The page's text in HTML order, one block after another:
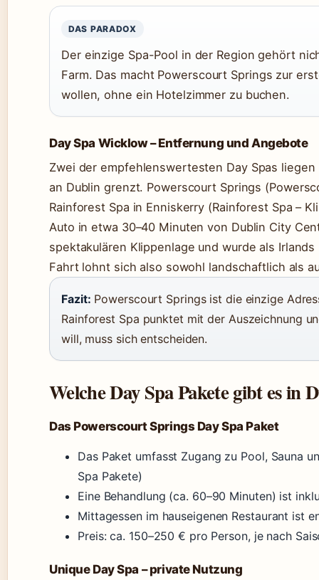
DAS PARADOX
Der einzige Spa-Pool in der Region gehört
Farm. Das macht Powerscourt Springs zur
wollen, ohne ein Hotelzimmer zu buchen.
Day Spa Wicklow – Entfernung und Angebote
Zwei der empfehlenswertesten Day Spas
an Dublin grenzt. Powerscourt Springs
Rainforest Spa in Enniskerry (Rainforest Spa –
Auto in etwa 30–40 Minuten von Dublin City
spektakulären Klippenlage und wurde als
Fahrt lohnt sich also sowohl landschaftlich als
Fazit: Powerscourt Springs ist die einzige
Rainforest Spa punktet mit der Auszeichnung
will, muss sich entscheiden.
Welche Day Spa Pakete gibt es in
Das Powerscourt Springs Day Spa Paket
Das Paket umfasst Zugang zu Pool, Sauna
Spa Pakete)
Eine Behandlung (ca. 60–90 Minuten) ist
Mittagessen im hauseigenen Restaurant ist
Preis: ca. 150–250 € pro Person, je nach
Unique Day Spa – private Nutzung